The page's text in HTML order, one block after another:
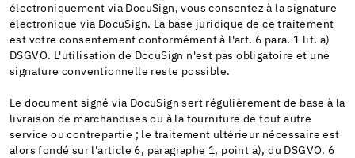
électroniquement via DocuSign, vous consentez à la signature
électronique via DocuSign. La base juridique de ce traitement
est votre consentement conformément à l'art. 6 para. 1 lit. a)
DSGVO. L'utilisation de DocuSign n'est pas obligatoire et une
signature conventionnelle reste possible.
Le document signé via DocuSign sert régulièrement de base à la
livraison de marchandises ou à la fourniture de tout autre
service ou contrepartie ; le traitement ultérieur nécessaire est
alors fondé sur l'article 6, paragraphe 1, point a), du DSGVO. 6